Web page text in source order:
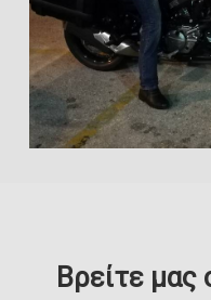
Βρείτε μας